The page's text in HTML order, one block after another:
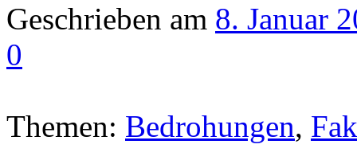
Geschrieben am 8. Januar
0
Themen: Bedrohungen,